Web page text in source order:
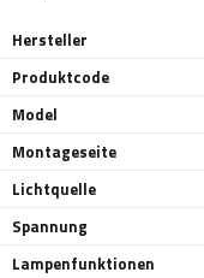
Hersteller
Produktcode
Model
Montageseite
Lichtquelle
Spannung
Lampenfunktionen